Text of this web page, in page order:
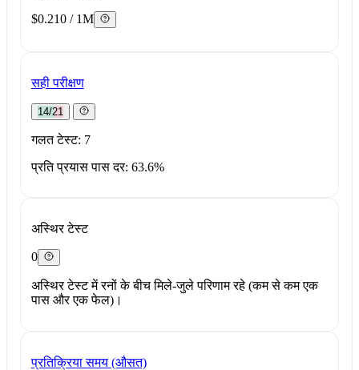
$0.210 / 1M
सही परीक्षण
14/21
गलत टेस्ट: 7
प्रति प्रयास पास दर: 63.6%
अस्थिर टेस्ट
0
अस्थिर टेस्ट में रनों के बीच मिले-जुले परिणाम रहे (कम से कम एक
पास और एक फेल)।
प्रतिक्रिया समय (औसत)